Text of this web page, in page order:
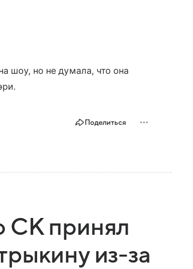
шоу, но не думала, что она
Поделиться
СК принял
из-за